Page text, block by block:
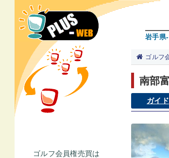
岩手県
ゴルフ会員権売買は
ゴルフ
南部
ガイド